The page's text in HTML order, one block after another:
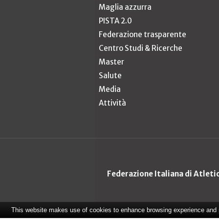
Maglia azzurra
PISTA 2.0
Federazione trasparente
Centro Studi & Ricerche
Master
Salute
Media
Attività
Federazione Italiana di
This website makes use of cookies to enhance browsing experience